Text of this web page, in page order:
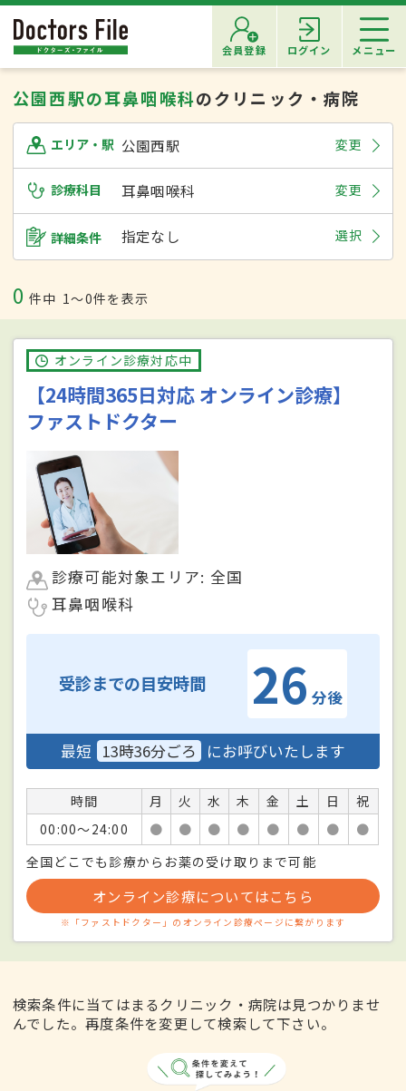
会員登録 ログイン メニュー
公園西駅の耳鼻咽喉科のクリニック・病院
エリア・駅 公園西駅 変更
診療科目 耳鼻咽喉科 変更
詳細条件 指定なし 選択
0 件中 1〜0件を表示
オンライン診療対応中
【24時間365日対応 オンライン診療】
ファストドクター
診療可能対象エリア: 全国
耳鼻咽喉科
受診までの目安時間 26 分後
最短 13時36分ごろ にお呼びいたします
時間 月 火 水 木 金 土 日
祝
00:00〜24:00
● ● ● ● ● ● ●
●
全国どこでも診療からお薬の受け取りまで可能
オンライン診療についてはこちら
※「ファストドクター」のオンライン診療ページに繋がります
検索条件に当てはまるクリニック・病院は見つかりませ
んでした。再度条件を変更して検索して下さい。